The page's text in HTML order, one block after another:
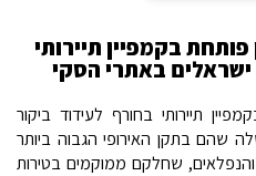
בקמפיין תיירותי
ישראלים באתרי הסקי
תיירותי בחורף לעידוד ביקור
שהם בתקן האירופי הגבוה ביותר
והנפלאים, שחלקם ממוקמים בטירות